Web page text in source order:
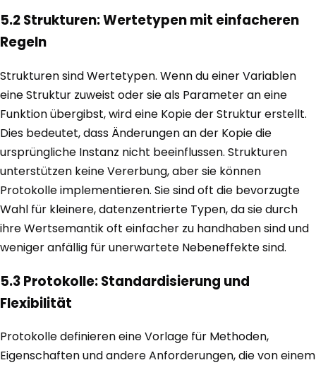
5.2 Strukturen: Wertetypen mit einfacheren
Regeln
Strukturen sind Wertetypen. Wenn du einer Variablen
eine Struktur zuweist oder sie als Parameter an eine
Funktion übergibst, wird eine Kopie der Struktur erstellt.
Dies bedeutet, dass Änderungen an der Kopie die
ursprüngliche Instanz nicht beeinflussen. Strukturen
unterstützen keine Vererbung, aber sie können
Protokolle implementieren. Sie sind oft die bevorzugte
Wahl für kleinere, datenzentrierte Typen, da sie durch
ihre Wertsemantik oft einfacher zu handhaben sind und
weniger anfällig für unerwartete Nebeneffekte sind.
5.3 Protokolle: Standardisierung und
Flexibilität
Protokolle definieren eine Vorlage für Methoden,
Eigenschaften und andere Anforderungen, die von einem